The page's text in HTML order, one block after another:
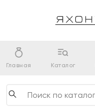
Главная Каталог